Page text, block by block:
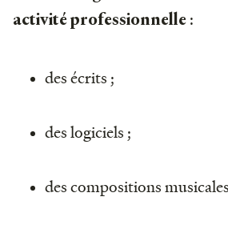
activité professionnelle :
des écrits ;
des logiciels ;
des compositions